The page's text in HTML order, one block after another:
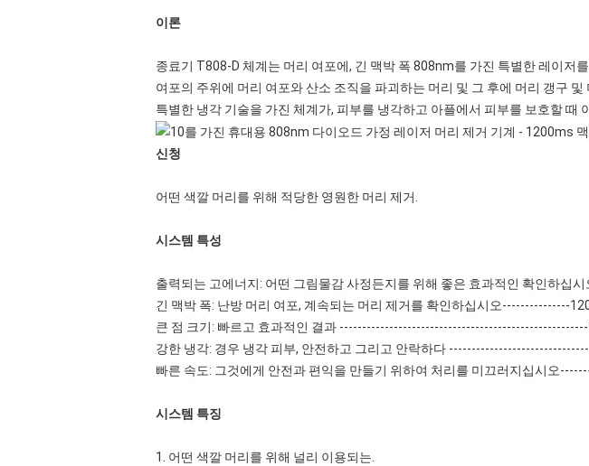
이론
종료기 T808-D 체계는 머리 여포에, 긴 맥박 폭 808nm를 가진 특별한 레이저
여포의 주위에 머리 여포와 산소 조직을 파괴하는 머리 및 그 후에 머리 갱구
특별한 냉각 기술을 가진 체계가, 피부를 냉각하고 아플에서 피부를 보호할 때
신청
어떤 색깔 머리를 위해 적당한 영원한 머리 제거.
시스템 특성
출력되는 고에너지: 어떤 그림물감 사정든지를 위해 좋은 효과적인 확인하십
긴 맥박 폭: 난방 머리 여포, 계속되는 머리 제거를 확인하십시오---------------
큰 점 크기: 빠르고 효과적인 결과
강한 냉각: 경우 냉각 피부, 안전하고 그리고 안락하다
빠른 속도: 그것에게 안전과 편익을 만들기 위하여 처리를 미끄러지십시오
시스템 특징
1. 어떤 색깔 머리를 위해 널리 이용되는.